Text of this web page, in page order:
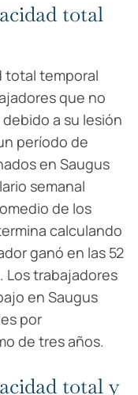
total
total temporal
que no
a su lesión
período de
en Saugus
semanal
de los
calculando
ganó en las 52
Los trabajadores
en Saugus
por
de tres años.
total y